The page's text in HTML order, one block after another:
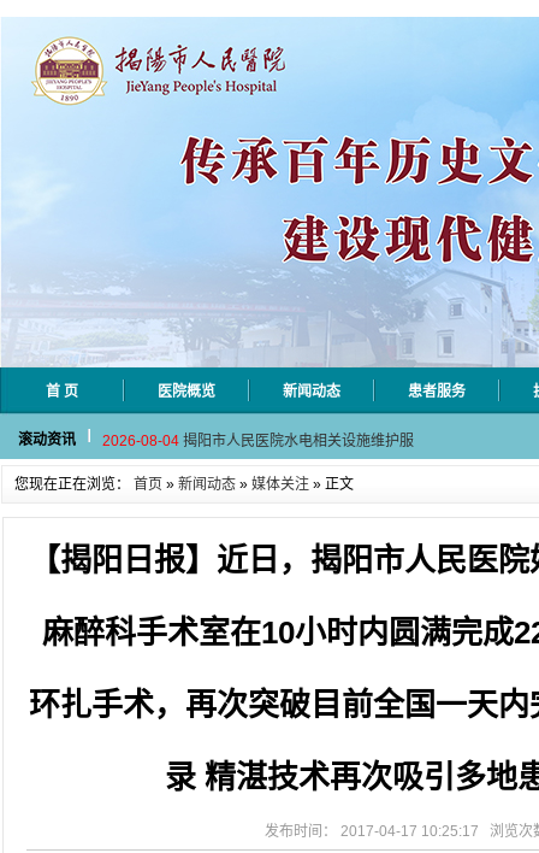
首 页 医院概览 新闻动态 患者服务
滚动资讯
2026-08-06 揭阳市人民医院采集自动对焦相机市
2026-08-04 揭阳市人民医院水电相关设施维护服
2026-07-31 学术聚力！妇儿分论坛精彩收官
2026-07-31 以学术聚合力 | 运动健康分论坛助
2026-08-04 揭阳市人民医院水电相关设施维护服
2026-07-31 以学术聚合力 | 运动健康分论坛助
您现在正在浏览： 首页 » 新闻动态 » 媒体关注 » 正文
【揭阳日报】近日，揭阳市人民医
麻醉科手术室在10小时内圆满完成
环扎手术，再次突破目前全国一天
录 精湛技术再次吸引多地
发布时间： 2017-04-17 10:25:17 浏览次